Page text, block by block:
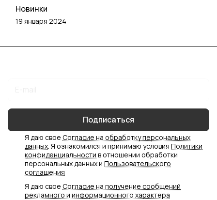
Новинки
19 января 2024
Подписаться
Я даю свое Согласие на обработку персональных
данных . Я ознакомился и принимаю условия Политики
конфиденциальности в отношении обработки
персональных данных и Пользовательского
соглашения
Я даю свое Согласие на получение сообщений
рекламного и информационного характера